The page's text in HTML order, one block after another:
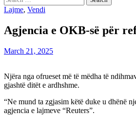
for:
Lajme, Vendi
Agjencia e OKB-së për
March 21, 2025
Njëra nga ofrueset më të mëdha të
gjashtë ditët e ardhshme.
“Ne mund ta zgjasim këtë duke u dhënë
agjencia e lajmeve “Reuters”.